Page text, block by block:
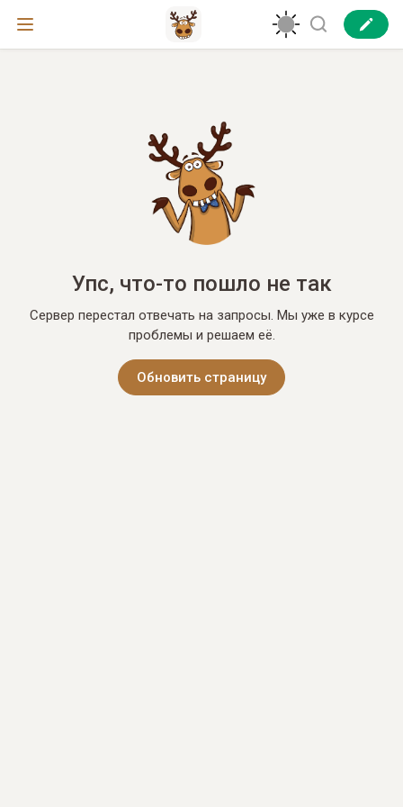
Упс, что-то пошло не так
Сервер перестал отвечать на запросы. Мы уже в курсе
проблемы и решаем её.
Обновить страницу